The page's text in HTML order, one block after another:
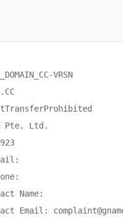
VRSN
Pte. Ltd.
Name:
Email: